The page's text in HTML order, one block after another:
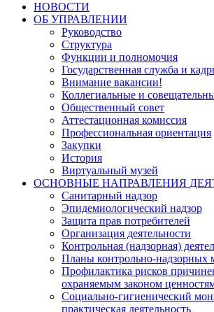
НОВОСТИ
ОБ УПРАВЛЕНИИ
Руководство
Структура
Функции и полномочия
Государственная служба и
Внимание вакансии!
Коллегиальные и
Общественный совет
Аттестационная комиссия
Профессиональная ориентация
Закупки
История
Виртуальный музей
ОСНОВНЫЕ НАПРАВЛЕНИЯ
Санитарный надзор
Эпидемиологический надзор
Защита прав потребителей
Организация деятельности
Контрольная (надзорная)
Планы контрольно-надзорных
Профилактика рисков
охраняемым законом
Социально-гигиенический
практическая деятельность